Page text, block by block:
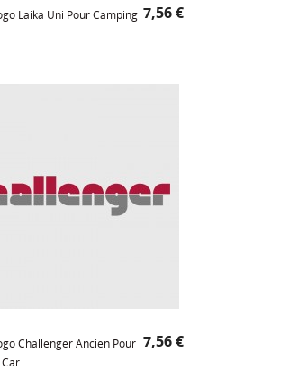
Laika Uni Pour Camping Prix
7,56 €
Challenger Ancien Pour Prix
7,56 €